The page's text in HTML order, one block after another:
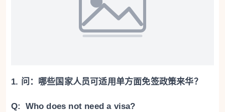
1. 问：哪些国家人员可适用单方面免签政策来华？
Q: Who does not need a visa?